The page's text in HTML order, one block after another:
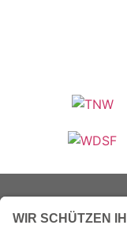
Veranstalter